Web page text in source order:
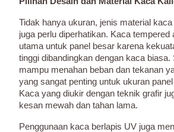
Tidak hanya ukuran, jenis material
juga perlu diperhatikan. Kaca tempered
utama untuk panel besar karena
tinggi dibandingkan dengan kaca biasa.
mampu menahan beban dan tekanan
yang sangat penting untuk ukuran
Kaca yang diukir dengan teknik grafir
kesan mewah dan tahan lama.
Penggunaan kaca berlapis UV juga